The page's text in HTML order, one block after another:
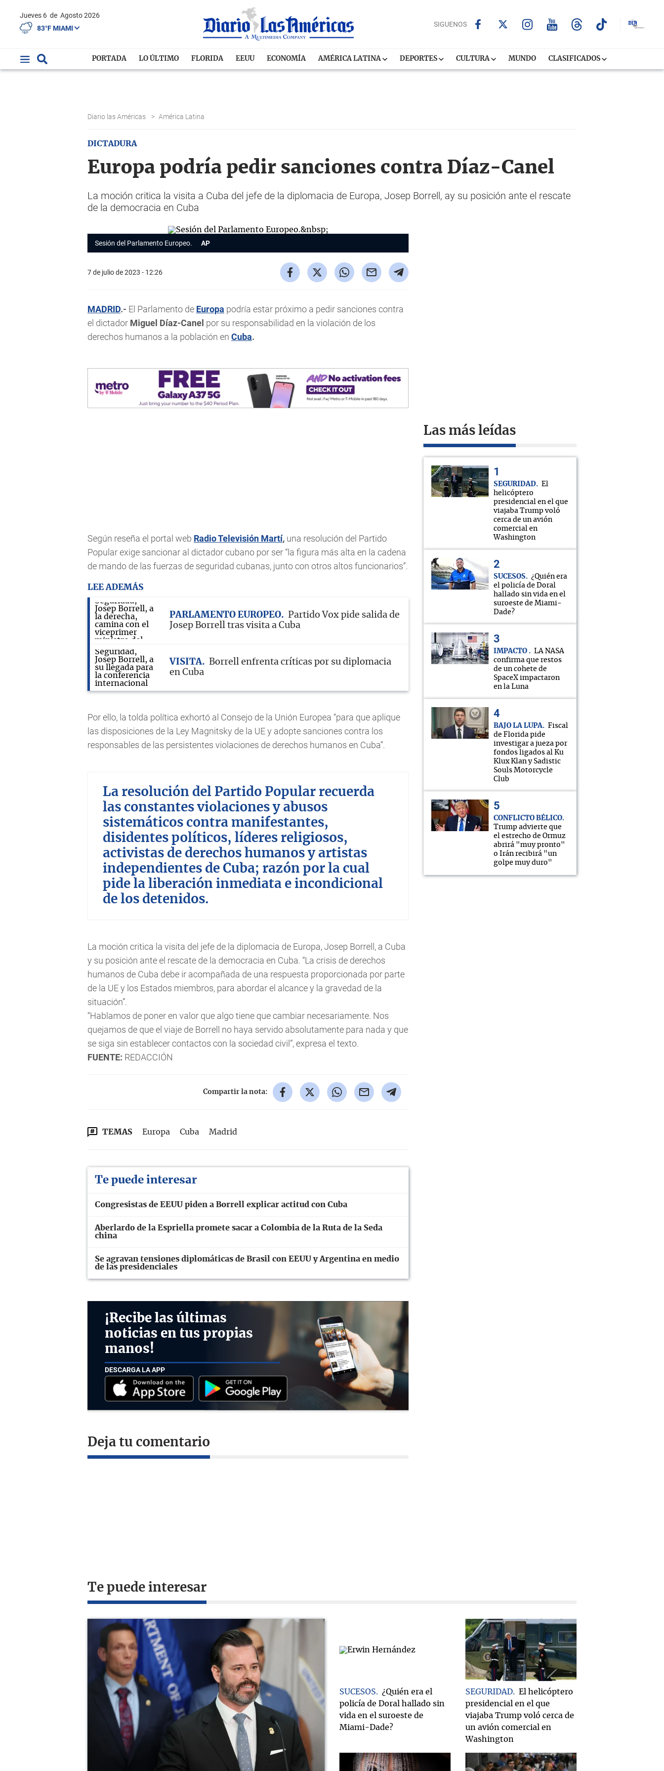
Jueves 6 de Agosto 2026
83°F MIAMI
SIGUENOS
PORTADA LO ÚLTIMO FLORIDA EEUU ECONOMÍA AMÉRICA LATINA DEPORTES CULTURA MUNDO CLASIFICADOS
Diario las Américas > América Latina
DICTADURA
Europa podría pedir sanciones contra Díaz-Canel
La moción critica la visita a Cuba del jefe de la diplomacia de Europa, Josep Borrell, ay su posición ante el rescate
de la democracia en Cuba
Sesión del Parlamento Europeo. AP
7 de julio de 2023 - 12:26
MADRID.- El Parlamento de Europa podría estar próximo a pedir sanciones contra
el dictador Miguel Díaz-Canel por su responsabilidad en la violación de los
derechos humanos a la población en Cuba.
Según reseña el portal web Radio Televisión Martí, una resolución del Partido
Popular exige sancionar al dictador cubano por ser “la figura más alta en la cadena
de mando de las fuerzas de seguridad cubanas, junto con otros altos funcionarios”.
LEE ADEMÁS
PARLAMENTO EUROPEO
Partido Vox pide salida de
Josep Borrell tras visita a Cuba
VISITA
Borrell enfrenta críticas por su diplomacia
en Cuba
Por ello, la tolda política exhortó al Consejo de la Unión Europea “para que aplique
las disposiciones de la Ley Magnitsky de la UE y adopte sanciones contra los
responsables de las persistentes violaciones de derechos humanos en Cuba”.
La resolución del Partido Popular recuerda
las constantes violaciones y abusos
sistemáticos contra manifestantes,
disidentes políticos, líderes religiosos,
activistas de derechos humanos y artistas
independientes de Cuba; razón por la cual
pide la liberación inmediata e incondicional
de los detenidos.
La moción critica la visita del jefe de la diplomacia de Europa, Josep Borrell, a Cuba
y su posición ante el rescate de la democracia en Cuba. “La crisis de derechos
humanos de Cuba debe ir acompañada de una respuesta proporcionada por parte
de la UE y los Estados miembros, para abordar el alcance y la gravedad de la
situación”.
“Hablamos de poner en valor que algo tiene que cambiar necesariamente. Nos
quejamos de que el viaje de Borrell no haya servido absolutamente para nada y que
se siga sin establecer contactos con la sociedad civil”, expresa el texto.
FUENTE: REDACCIÓN
Compartir la nota:
TEMAS Europa Cuba Madrid
Te puede interesar
Congresistas de EEUU piden a Borrell explicar actitud con Cuba
Aberlardo de la Espriella promete sacar a Colombia de la Ruta de la Seda
china
Se agravan tensiones diplomáticas de Brasil con EEUU y Argentina en medio
de las presidenciales
¡Recibe las últimas
noticias en tus propias
manos!
DESCARGA LA APP
Deja tu comentario
Las más leídas
SEGURIDAD
El
helicóptero
presidencial en el que
viajaba Trump voló
cerca de un avión
comercial en
Washington
SUCESOS
¿Quién era
el policía de Doral
hallado sin vida en el
suroeste de Miami-
Dade?
IMPACTO
LA NASA
confirma que restos
de un cohete de
SpaceX impactaron
en la Luna
BAJO LA LUPA
Fiscal
de Florida pide
investigar a jueza por
fondos ligados al Ku
Klux Klan y Sadistic
Souls Motorcycle
Club
CONFLICTO BÉLICO
Trump advierte que
el estrecho de Ormuz
abrirá "muy pronto"
o Irán recibirá "un
golpe muy duro"
Te puede interesar
SUCESOS
¿Quién era el
policía de Doral hallado sin
vida en el suroeste de
Miami-Dade?
SEGURIDAD
El helicóptero
presidencial en el que
viajaba Trump voló cerca de
un avión comercial en
Washington